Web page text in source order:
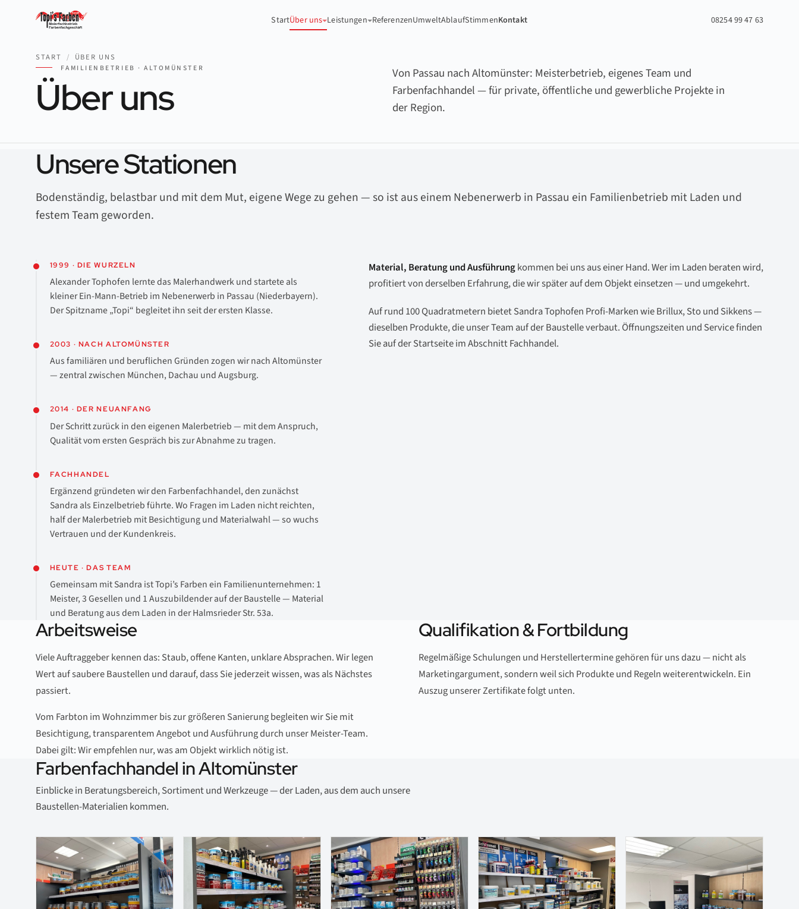
StartÜber uns Leistungen ReferenzenUmweltAblaufStimmenKontakt 08254 99 47 63
START / ÜBER UNS
FAMILIENBETRIEB · ALTOMÜNSTER
Über uns
Von Passau nach Altomünster: Meisterbetrieb, eigenes Team und
Farbenfachhandel — für private, öffentliche und gewerbliche Projekte in
der Region.
Unsere Stationen
Bodenständig, belastbar und mit dem Mut, eigene Wege zu gehen — so ist aus einem Nebenerwerb in Passau ein Familienbetrieb mit Laden und
festem Team geworden.
1999 · DIE WURZELN
Alexander Tophofen lernte das Malerhandwerk und startete als
kleiner Ein-Mann-Betrieb im Nebenerwerb in Passau (Niederbayern).
Der Spitzname „Topi“ begleitet ihn seit der ersten Klasse.
2003 · NACH ALTOMÜNSTER
Aus familiären und beruflichen Gründen zogen wir nach Altomünster
— zentral zwischen München, Dachau und Augsburg.
2014 · DER NEUANFANG
Der Schritt zurück in den eigenen Malerbetrieb — mit dem Anspruch,
Qualität vom ersten Gespräch bis zur Abnahme zu tragen.
FACHHANDEL
Ergänzend gründeten wir den Farbenfachhandel, den zunächst
Sandra als Einzelbetrieb führte. Wo Fragen im Laden nicht reichten,
half der Malerbetrieb mit Besichtigung und Materialwahl — so wuchs
Vertrauen und der Kundenkreis.
HEUTE · DAS TEAM
Gemeinsam mit Sandra ist Topi’s Farben ein Familienunternehmen: 1
Meister, 3 Gesellen und 1 Auszubildender auf der Baustelle — Material
und Beratung aus dem Laden in der Halmsrieder Str. 53a.
Material, Beratung und Ausführungkommen bei uns aus einer Hand. Wer im Laden beraten wird,
profitiert von derselben Erfahrung, die wir später auf dem Objekt einsetzen — und umgekehrt.
Auf rund 100 Quadratmetern bietet Sandra Tophofen Profi-Marken wie Brillux, Sto und Sikkens —
dieselben Produkte, die unser Team auf der Baustelle verbaut. Öffnungszeiten und Service finden
Sie auf derStartseite im Abschnitt Fachhandel.
Arbeitsweise
Viele Auftraggeber kennen das: Staub, offene Kanten, unklare Absprachen. Wir legen
Wert auf saubere Baustellen und darauf, dass Sie jederzeit wissen, was als Nächstes
passiert.
Vom Farbton im Wohnzimmer bis zur größeren Sanierung begleiten wir Sie mit
Besichtigung, transparentem Angebot und Ausführung durch unser Meister-Team.
Dabei gilt: Wir empfehlen nur, was am Objekt wirklich nötig ist.
Qualifikation & Fortbildung
Regelmäßige Schulungen und Herstellertermine gehören für uns dazu — nicht als
Marketingargument, sondern weil sich Produkte und Regeln weiterentwickeln. Ein
Auszug unserer Zertifikate folgt unten.
Farbenfachhandel in Altomünster
Einblicke in Beratungsbereich, Sortiment und Werkzeuge — der Laden, aus dem auch unsere
Baustellen-Materialien kommen.